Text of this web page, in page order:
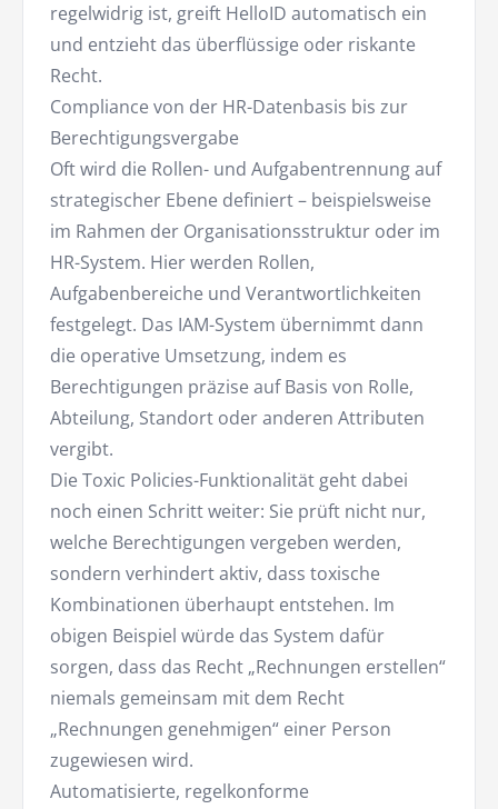
regelwidrig ist, greift HelloID automatisch ein
und entzieht das überflüssige oder riskante
Recht.
Compliance von der HR-Datenbasis bis zur
Berechtigungsvergabe
Oft wird die Rollen- und Aufgabentrennung auf
strategischer Ebene definiert – beispielsweise
im Rahmen der Organisationsstruktur oder im
HR-System. Hier werden Rollen,
Aufgabenbereiche und Verantwortlichkeiten
festgelegt. Das IAM-System übernimmt dann
die operative Umsetzung, indem es
Berechtigungen präzise auf Basis von Rolle,
Abteilung, Standort oder anderen Attributen
vergibt.
Die Toxic Policies-Funktionalität geht dabei
noch einen Schritt weiter: Sie prüft nicht nur,
welche Berechtigungen vergeben werden,
sondern verhindert aktiv, dass toxische
Kombinationen überhaupt entstehen. Im
obigen Beispiel würde das System dafür
sorgen, dass das Recht „Rechnungen erstellen“
niemals gemeinsam mit dem Recht
„Rechnungen genehmigen“ einer Person
zugewiesen wird.
Automatisierte, regelkonforme